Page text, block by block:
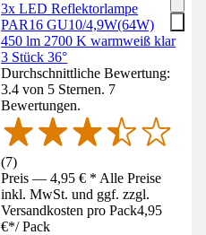
3x LED Reflektorlampe
PAR16 GU10/4,9W(64W)
450 lm 2700 K warmweiß klar
3 Stück 36°
Durchschnittliche Bewertung:
3.4 von 5 Sternen. 7
Bewertungen.
(7)
Preis — 4,95 € * Alle Preise
inkl. MwSt. und ggf. zzgl.
Versandkosten pro Pack4,95
€*/ Pack